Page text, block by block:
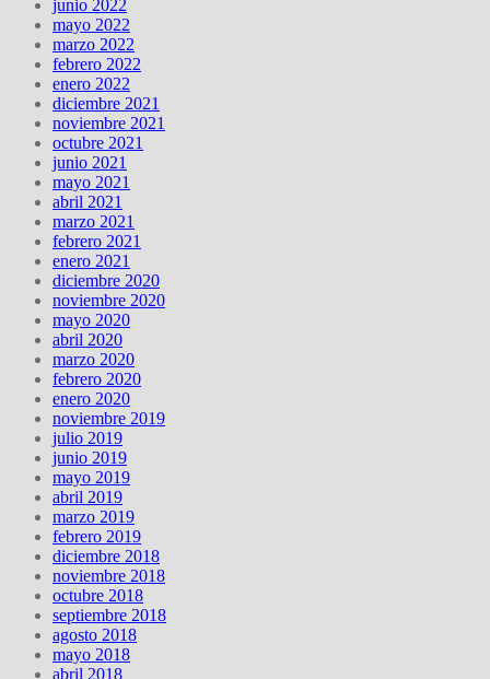
junio 2022
mayo 2022
marzo 2022
febrero 2022
enero 2022
diciembre 2021
noviembre 2021
octubre 2021
junio 2021
mayo 2021
abril 2021
marzo 2021
febrero 2021
enero 2021
diciembre 2020
noviembre 2020
mayo 2020
abril 2020
marzo 2020
febrero 2020
enero 2020
noviembre 2019
julio 2019
junio 2019
mayo 2019
abril 2019
marzo 2019
febrero 2019
diciembre 2018
noviembre 2018
octubre 2018
septiembre 2018
agosto 2018
mayo 2018
abril 2018